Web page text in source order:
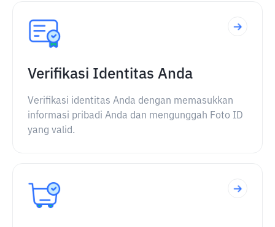
Verifikasi Identitas Anda
Verifikasi identitas Anda dengan memasukkan
informasi pribadi Anda dan mengunggah Foto ID
yang valid.